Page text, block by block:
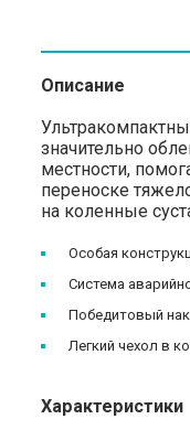
Описание
значительно
местности,
переноске
на коленные
Особая
Система
Победитовый
Легкий чехол в
Характеристики